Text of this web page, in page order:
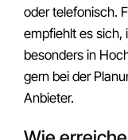
oder telefonisch.
empfiehlt es
besonders in
gern bei der
Anbieter.